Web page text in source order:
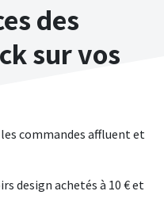
des
sur vos
commandes affluent et
design achetés à 10 € et